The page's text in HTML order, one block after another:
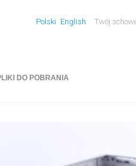
Twój
Polski English
DO POBRANIA